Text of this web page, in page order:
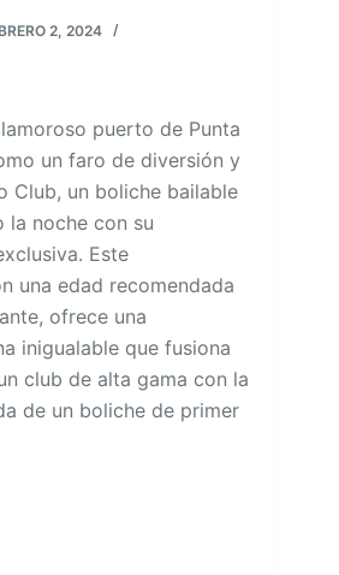
2, 2024
puerto de Punta
un faro de diversión y
Club, un boliche bailable
la noche con su
Este
una edad recomendada
ofrece una
inigualable que fusiona
club de alta gama con la
de un boliche de primer